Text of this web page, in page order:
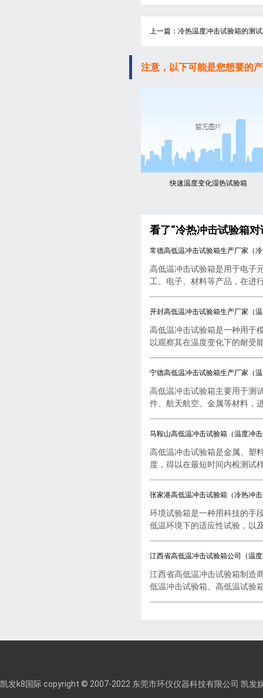
上一篇：冷热温度冲击试验箱的测
注意，以下可能是您想要的
快速温度变化湿热试验箱
看了“冷热冲击试验箱
常德高低温冲击试验箱生产厂家（
高低温冲击试验箱是用于电子
工、电子、材料等产品，在进
开封高低温冲击试验箱生产厂家（
高低温冲击试验箱是一种用于
以观察其在温度变化下的耐受
宁德高低温冲击试验箱生产厂家（
高低温冲击试验箱主要用于测
件、航天航空、金属等材料，
马鞍山高低温冲击试验箱（温度冲
高低温冲击试验箱是金属、塑
度，得以在最短时间内检测试
张家港高低温冲击试验箱（冷热冲
环境试验箱是一种用科技的手
低温环境下的适应性试验，以
江西省高低温冲击试验箱公司（温
江西省高低温冲击试验箱制造
低温冲击试验箱、高低温试验
凯发k8国际 copyright © 2007-2022 东莞市环仪仪器科技有限公司 凯发